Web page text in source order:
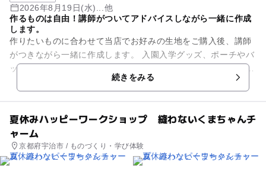
2026年8月19日(水)...他
作るものは自由！講師がついてアドバイスしながら一緒に作成
します。
作りたいものに合わせて当店でお好みの生地をご購入後、講師
がつきながら一緒に作成します。 入園入学グッズ、ポーチやバ
ッグなどの小物から子供服、大人服まで お客様のご希望と技量
続きをみる
夏休みハッピーワークショップ 縫わないくまちゃんチ
ャーム
京都府宇治市 / ものづくり・学び体験